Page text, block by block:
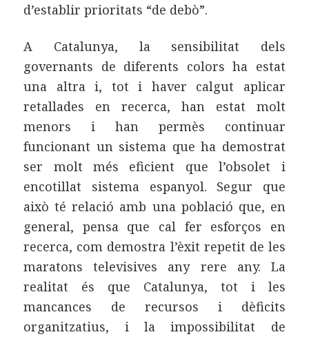
d’establir prioritats “de debò”.
A Catalunya, la sensibilitat dels
governants de diferents colors ha estat
una altra i, tot i haver calgut aplicar
retallades en recerca, han estat molt
menors i han permès continuar
funcionant un sistema que ha demostrat
ser molt més eficient que l’obsolet i
encotillat sistema espanyol. Segur que
això té relació amb una població que, en
general, pensa que cal fer esforços en
recerca, com demostra l’èxit repetit de les
maratons televisives any rere any. La
realitat és que Catalunya, tot i les
mancances de recursos i dèficits
organitzatius, i la impossibilitat de